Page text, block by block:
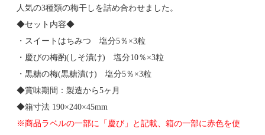
人気の3種類の梅干しを詰め合わせました。
◆セット内容◆
・スイートはちみつ 塩分5％×3粒
・慶びの梅酌(しそ漬け) 塩分10％×3粒
・黒糖の梅(黒糖漬け) 塩分5％×3粒
◆賞味期間：製造から5ヶ月
◆箱寸法 190×240×45mm
※商品ラベルの一部に「慶び」と記載、箱の一部に赤色を使